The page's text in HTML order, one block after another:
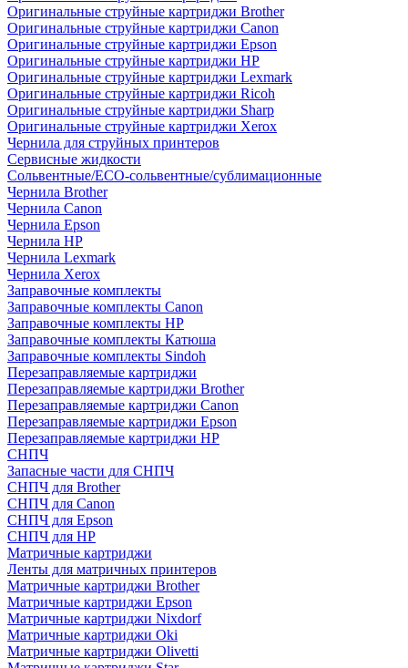
Оригинальные струйные картриджи Brother
Оригинальные струйные картриджи Canon
Оригинальные струйные картриджи Epson
Оригинальные струйные картриджи HP
Оригинальные струйные картриджи Lexmark
Оригинальные струйные картриджи Ricoh
Оригинальные струйные картриджи Sharp
Оригинальные струйные картриджи Xerox
Чернила для струйных принтеров
Сервисные жидкости
Сольвентные/ECO-сольвентные/сублимационные
Чернила Brother
Чернила Canon
Чернила Epson
Чернила HP
Чернила Lexmark
Чернила Xerox
Заправочные комплекты
Заправочные комплекты Canon
Заправочные комплекты HP
Заправочные комплекты Катюша
Заправочные комплекты Sindoh
Перезаправляемые картриджи
Перезаправляемые картриджи Brother
Перезаправляемые картриджи Canon
Перезаправляемые картриджи Epson
Перезаправляемые картриджи HP
СНПЧ
Запасные части для СНПЧ
СНПЧ для Brother
СНПЧ для Canon
СНПЧ для Epson
СНПЧ для HP
Матричные картриджи
Ленты для матричных принтеров
Матричные картриджи Brother
Матричные картриджи Epson
Матричные картриджи Nixdorf
Матричные картриджи Oki
Матричные картриджи Olivetti